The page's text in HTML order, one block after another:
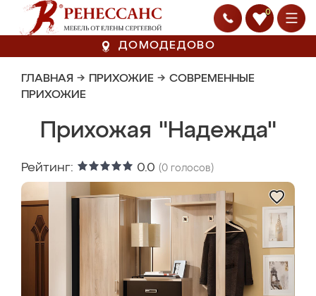
0
ДОМОДЕДОВО
ГЛАВНАЯ → ПРИХОЖИЕ → СОВРЕМЕННЫЕ
ПРИХОЖИЕ
Прихожая "Надежда"
Рейтинг: 0.0 (0 голосов)